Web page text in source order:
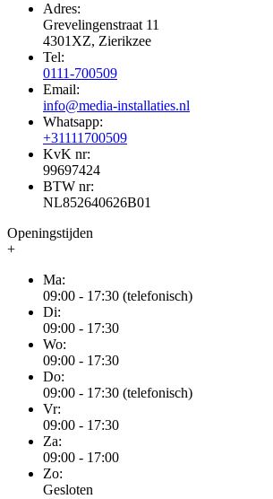
Adres:
Grevelingenstraat 11
4301XZ, Zierikzee
Tel:
0111-700509
Email:
info@media-installaties.nl
Whatsapp:
+31111700509
KvK nr:
99697424
BTW nr:
NL852640626B01
Openingstijden
+
Ma:
09:00 - 17:30 (telefonisch)
Di:
09:00 - 17:30
Wo:
09:00 - 17:30
Do:
09:00 - 17:30 (telefonisch)
Vr:
09:00 - 17:30
Za:
09:00 - 17:00
Zo:
Gesloten